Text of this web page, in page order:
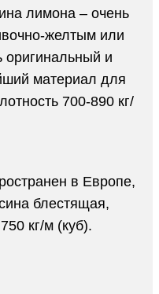
лимона – очень
желтым или
оригинальный и
материал для
700-890 кг/
в Европе,
блестящая,
кг/м (куб).